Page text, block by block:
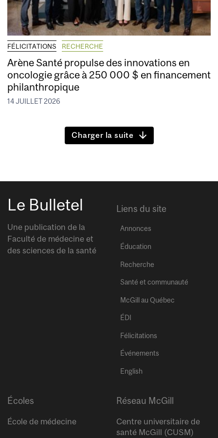
FÉLICITATIONS RECHERCHE
Arène Santé propulse des innovations en
oncologie grâce à 250 000 $ en financement
philanthropique
14 JUILLET 2026
Charger la suite
Le Bulletel
Une publication de la
Faculté de médecine et
des sciences de la santé
Liens du site
Annonces
Éducation
Recherche
Santé et communauté
McGill au Québec
ÉDI
Félicitations
Événements
English
Écoles
École de médecine
Réseau McGill
Centre universitaire de
santé McGill (CUSM)